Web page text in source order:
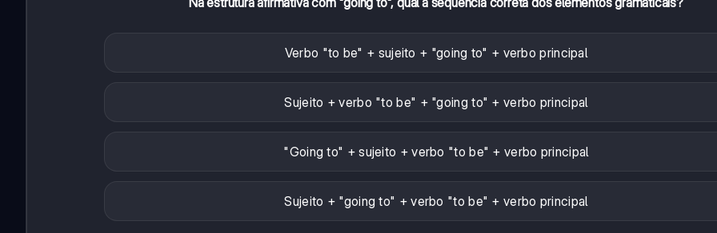
Verbo "to be" + sujeito + "going to" + verbo principal
Sujeito + verbo "to be" + "going to" + verbo principal
"Going to" + sujeito + verbo "to be" + verbo principal
Sujeito + "going to" + verbo "to be" + verbo principal